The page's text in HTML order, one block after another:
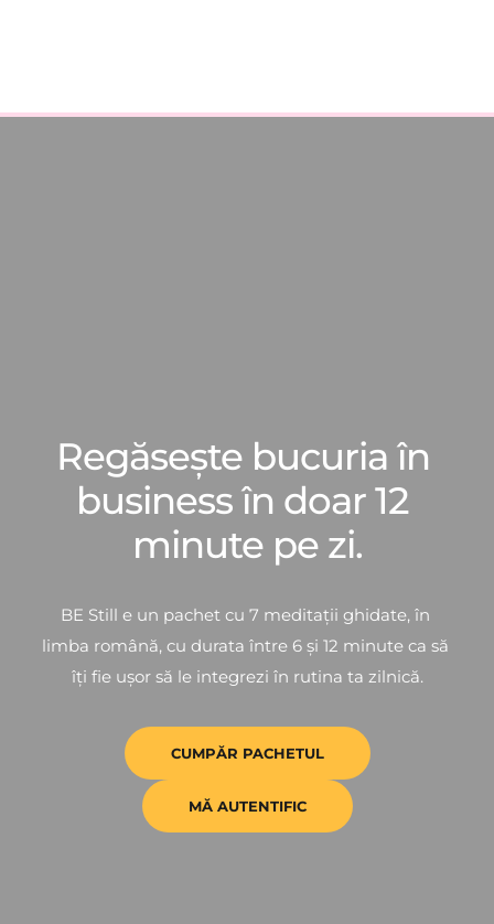
Regăsește bucuria în
business în doar 12
minute pe zi.
BE Still e un pachet cu 7 meditații ghidate, în
limba română, cu durata între 6 și 12 minute ca să
îți fie ușor să le integrezi în rutina ta zilnică.
CUMPĂR PACHETUL
MĂ AUTENTIFIC